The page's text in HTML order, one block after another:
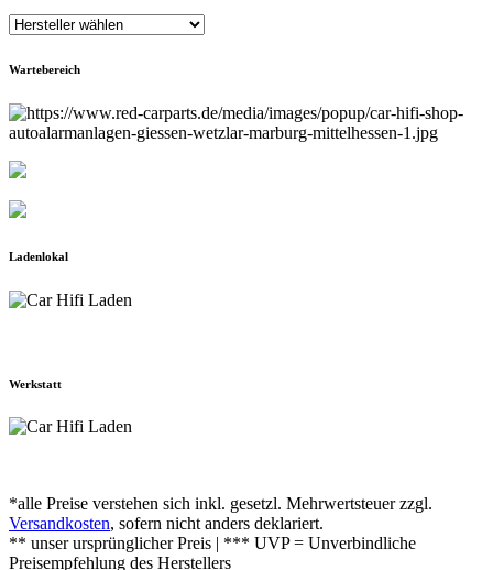
Wartebereich
Ladenlokal
Werkstatt
*alle Preise verstehen sich inkl. gesetzl. Mehrwertsteuer zzgl.
Versandkosten, sofern nicht anders deklariert.
** unser ursprünglicher Preis | *** UVP = Unverbindliche
Preisempfehlung des Herstellers